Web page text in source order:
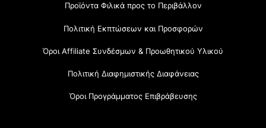
Προϊόντα Φιλικά προς το Περιβάλλον
Πολιτική Εκπτώσεων και Προσφορών
Όροι Affiliate Συνδέσμων & Προωθητικού Υλικού
Πολιτική Διαφημιστικής Διαφάνειας
Όροι Προγράμματος Επιβράβευσης